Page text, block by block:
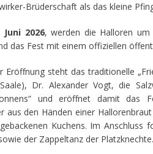
Brüderschaft als das kleine
Juni 2026, werden die Halloren
das Fest mit einem offiziellen
Eröffnung steht das traditionelle
Dr. Alexander Vogt, die
und eröffnet damit
aus den Händen einer
Kuchens. Im Anschluss
der Zappeltanz der Platzknechte.